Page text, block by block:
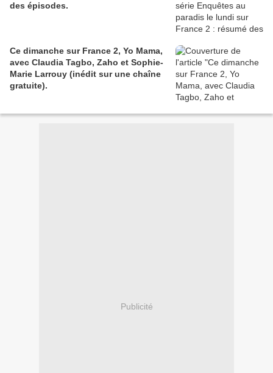
des épisodes.
Ce dimanche sur France 2, Yo Mama,
avec Claudia Tagbo, Zaho et Sophie-
Marie Larrouy (inédit sur une chaîne
gratuite).
Publicité